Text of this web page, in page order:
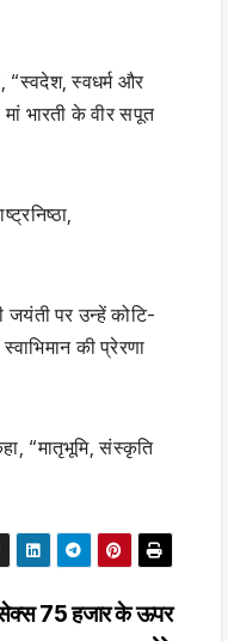
“स्वदेश, स्वधर्म और
भारती के वीर सपूत
जयंती पर उन्हें कोटि-
की प्रेरणा
“मातृभूमि, संस्कृति
75 हजार के ऊपर